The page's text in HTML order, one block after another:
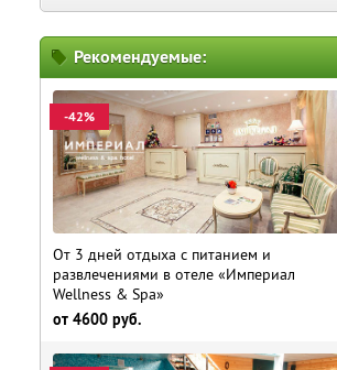
Рекомендуемые:
-42%
От 3 дней отдыха с питанием и
развлечениями в отеле «Империал
Wellness & Spa»
от 4600 руб.